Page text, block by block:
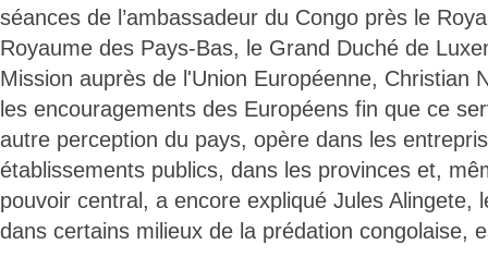
séances de l’ambassadeur du Congo près le
Royaume des Pays-Bas, le Grand Duché de
Mission auprès de l'Union Européenne, Christian
les encouragements des Européens fin que ce
autre perception du pays, opère dans les
établissements publics, dans les provinces et,
pouvoir central, a encore expliqué Jules Alingete,
dans certains milieux de la prédation congolaise,